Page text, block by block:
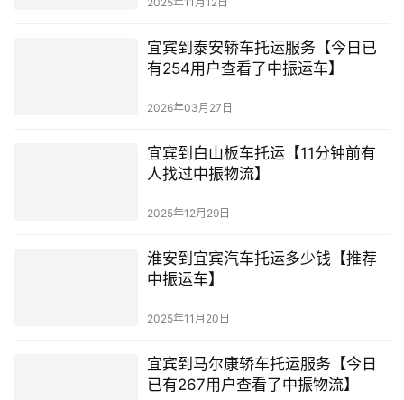
宜宾到泰安轿车托运服务【今日已
有254用户查看了中振运车】
2026年03月27日
宜宾到白山板车托运【11分钟前有
人找过中振物流】
2025年12月29日
淮安到宜宾汽车托运多少钱【推荐
中振运车】
2025年11月20日
宜宾到马尔康轿车托运服务【今日
已有267用户查看了中振物流】